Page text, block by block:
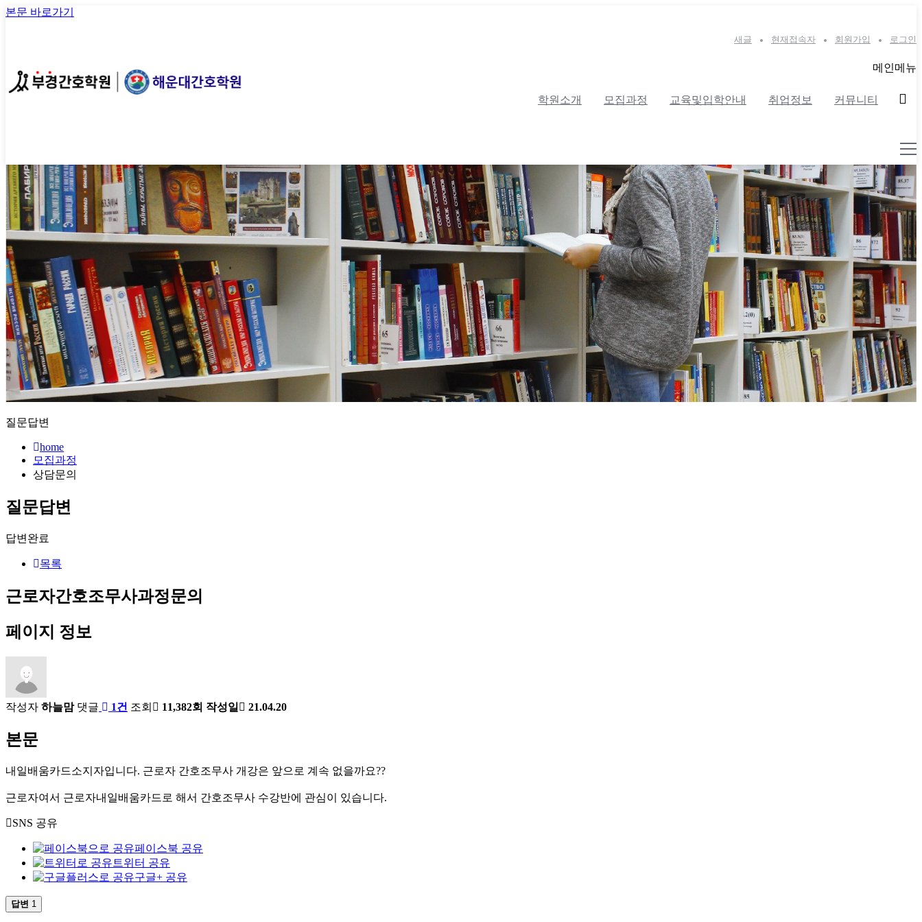
본문 바로가기
새글 현재접속자 회원가입 로그인
메인메뉴
학원소개 모집과정 교육및입학안내 취업정보 커뮤니티
질문답변
home
모집과정
상담문의
질문답변
답변완료
목록
근로자간호조무사과정문의
페이지 정보
작성자 하늘맘 댓글 1건 조회 11,382회 작성일 21.04.20
본문
내일배움카드소지자입니다. 근로자 간호조무사 개강은 앞으로 계속 없을까요??
근로자여서 근로자내일배움카드로 해서 간호조무사 수강반에 관심이 있습니다.
SNS 공유
페이스북 공유
트위터 공유
구글+ 공유
답변 1